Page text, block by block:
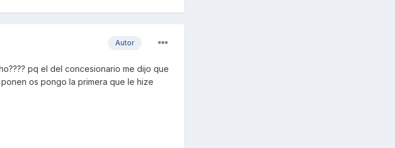
Autor
pq el del concesionario me dijo que
os pongo la primera que le hize